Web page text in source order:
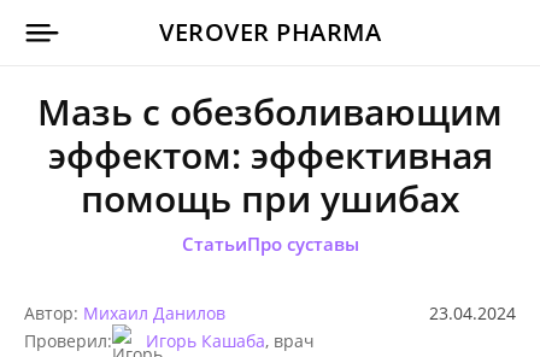
VEROVER PHARMA
Мазь с обезболивающим
эффектом: эффективная
помощь при ушибах
СтатьиПро суставы
23.04.2024
Автор: Михаил Данилов
Проверил:
Игорь Кашаба, врач